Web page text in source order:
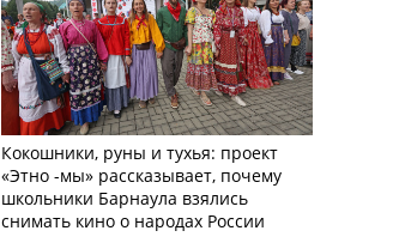
Кокошники, руны и тухья: проект
«Этно -мы» рассказывает, почему
школьники Барнаула взялись
снимать кино о народах России